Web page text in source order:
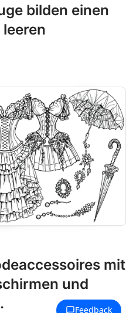
bilden einen
mit
und